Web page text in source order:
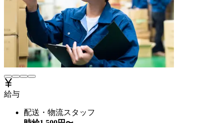
給与
配送・物流スタッフ